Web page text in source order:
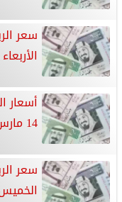
سعر
الأربعاء 18-3-2026
أسعار
14 مارس 2026
سعر
الخميس 19-2-